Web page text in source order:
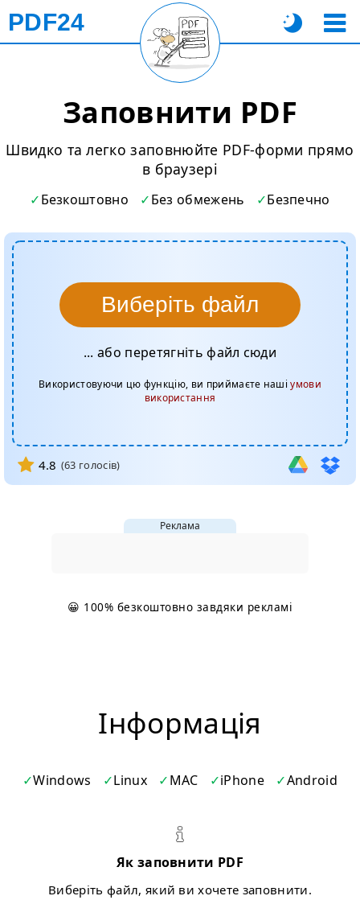
PDF24
Заповнити PDF
Швидко та легко заповнюйте PDF-форми прямо
в браузері
Безкоштовно Без обмежень Безпечно
Виберіть файл
... або перетягніть файл сюди
Використовуючи цю функцію, ви приймаєте нашіумови
використання
4.8 (63 голосів)
Реклама
😀 100% безкоштовно завдяки рекламі
Iнформація
Windows Linux MAC iPhone Android
Як заповнити PDF
Виберіть файл, який ви хочете заповнити.